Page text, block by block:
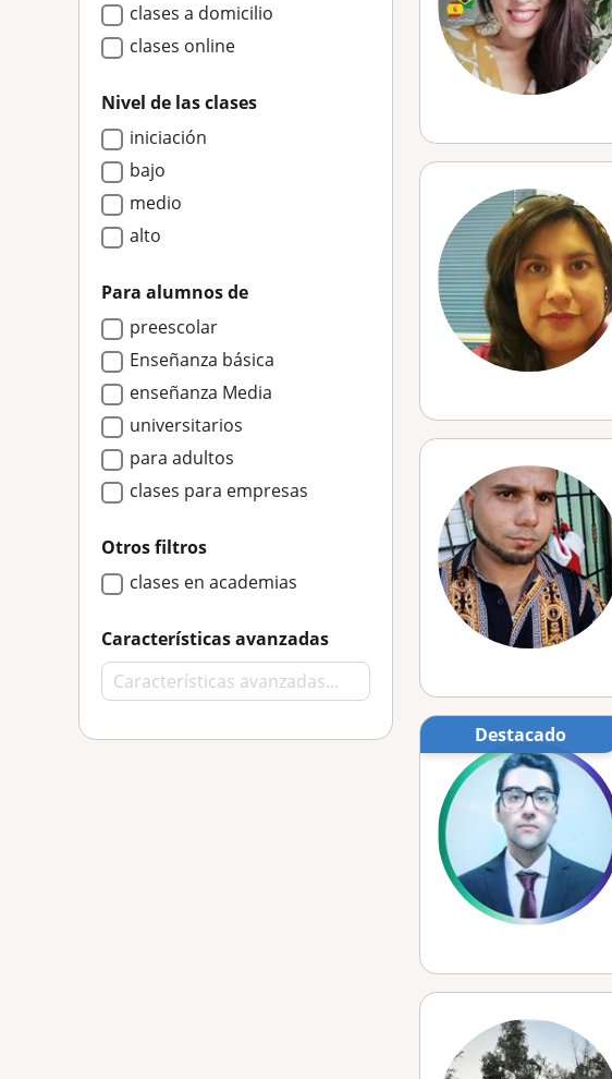
clases a domicilio
clases online
Nivel de las clases
iniciación
bajo
medio
alto
Para alumnos de
preescolar
Enseñanza básica
enseñanza Media
universitarios
para adultos
clases para empresas
Otros filtros
clases en academias
Características avanzadas
Destacado